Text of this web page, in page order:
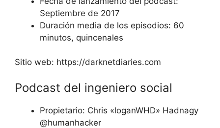
Septiembre de 2017
Duración media de los episodios: 60
minutos, quincenales
Sitio web: https://darknetdiaries.com
Podcast del ingeniero social
Propietario: Chris «loganWHD» Hadnagy
@humanhacker